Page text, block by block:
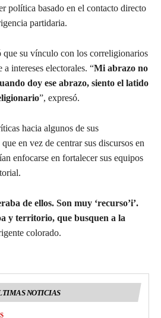
política basado en el contacto directo
partidaria.
su vínculo con los correligionarios
intereses electorales. “Mi abrazo no
doy ese abrazo, siento el latido
”, expresó.
hacia algunos de sus
en vez de centrar sus discursos en
enfocarse en fortalecer sus equipos
de ellos. Son muy ‘recurso’i’.
y territorio, que busquen a la
colorado.
NOTICIAS